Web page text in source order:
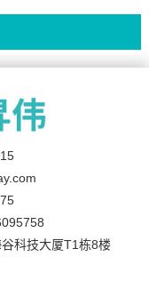
科技大厦T1栋8楼